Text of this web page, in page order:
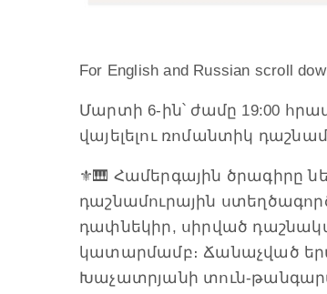
For English and Russian scroll
Մարտի 6-ին՝ ժամը 19:00
վայելելու ռոմանտիկ
⚜️🎹 Համերգային ծրագիրը
դաշնամուրային
դափնեկիր, սիրված
կատարմամբ։ Ճանաչված
Խաչատրյանի տուն-